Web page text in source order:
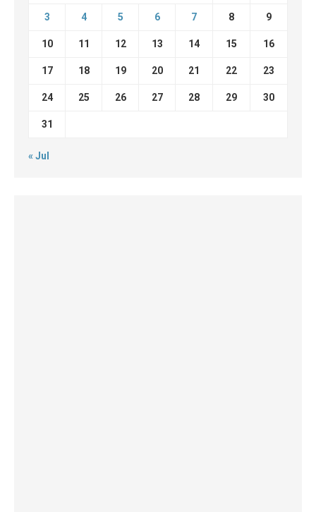
3 4 5 6 7 8 9
10 11 12 13 14 15 16
17 18 19 20 21 22 23
24 25 26 27 28 29 30
31
« Jul